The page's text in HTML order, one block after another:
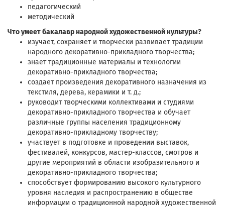
педагогический
методический
Что умеет бакалавр народной художественной культуры?
изучает, сохраняет и творчески развивает традиции
народного декоративно-прикладного творчества;
знает традиционные материалы и технологии
декоративно-прикладного творчества;
создает произведения декоративного назначения из
текстиля, дерева, керамики и т. д.;
руководит творческими коллективами и студиями
декоративно-прикладного творчества и обучает
различные группы населения традиционному
декоративно-прикладному творчеству;
участвует в подготовке и проведении выставок,
фестивалей, конкурсов, мастер-классов, смотров и
другие мероприятий в области изобразительного и
декоративно-прикладного творчества;
способствует формированию высокого культурного
уровня наследия и распространению в обществе
информации о традиционной народной художественной